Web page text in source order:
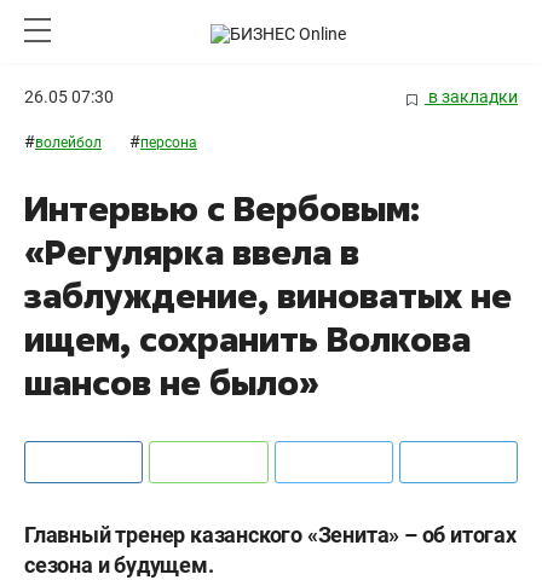
26.05 07:30 в закладки
#волейбол #персона
Интервью с Вербовым:
«Регулярка ввела в
заблуждение, виноватых не
ищем, сохранить Волкова
шансов не было»
Главный тренер казанского «Зенита» – об итогах
сезона и будущем.